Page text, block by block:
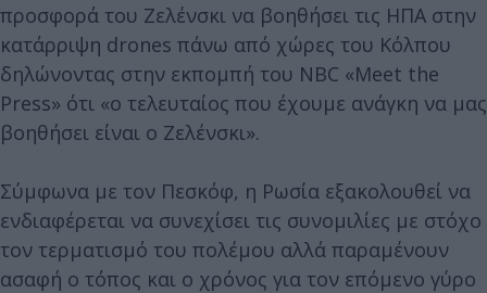
προσφορά του Ζελένσκι να βοηθήσει τις ΗΠΑ στην
κατάρριψη drones πάνω από χώρες του Κόλπου
δηλώνοντας στην εκπομπή του NBC «Meet the
Press» ότι «ο τελευταίος που έχουμε ανάγκη να μας
βοηθήσει είναι ο Ζελένσκι».
Σύμφωνα με τον Πεσκόφ, η Ρωσία εξακολουθεί να
ενδιαφέρεται να συνεχίσει τις συνομιλίες με στόχο
τον τερματισμό του πολέμου αλλά παραμένουν
ασαφή ο τόπος και ο χρόνος για τον επόμενο γύρο